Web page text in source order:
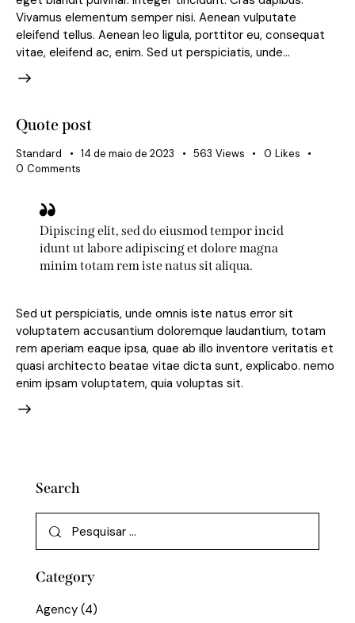
Vivamus elementum semper nisi. Aenean vulputate
eleifend tellus. Aenean leo ligula, porttitor eu, consequat
vitae, eleifend ac, enim. Sed ut perspiciatis, unde…
Quote post
Standard 14 de maio de 2023 563 Views 0 Likes
0 Comments
Dipiscing elit, sed do eiusmod tempor incid
idunt ut labore adipiscing et dolore magna
minim totam rem iste natus sit aliqua.
Sed ut perspiciatis, unde omnis iste natus error sit
voluptatem accusantium doloremque laudantium, totam
rem aperiam eaque ipsa, quae ab illo inventore veritatis et
quasi architecto beatae vitae dicta sunt, explicabo. nemo
enim ipsam voluptatem, quia voluptas sit.
Search
Category
Agency (4)